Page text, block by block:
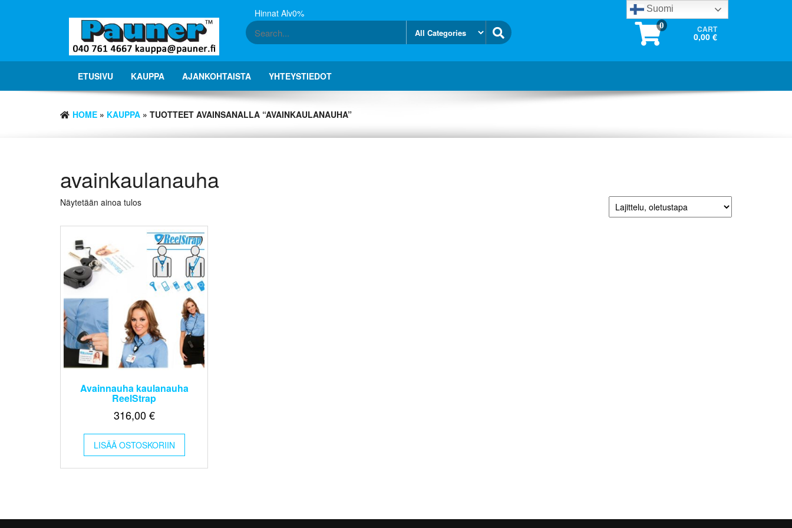
Hinnat Alv0%
0 CART
0,00 €
ETUSIVU KAUPPA AJANKOHTAISTA YHTEYSTIEDOT
HOME » KAUPPA » TUOTTEET AVAINSANALLA “AVAINKAULANAUHA”
avainkaulanauha
Näytetään ainoa tulos
Avainnauha kaulanauha
ReelStrap
316,00€
LISÄÄ OSTOSKORIIN
Suomi